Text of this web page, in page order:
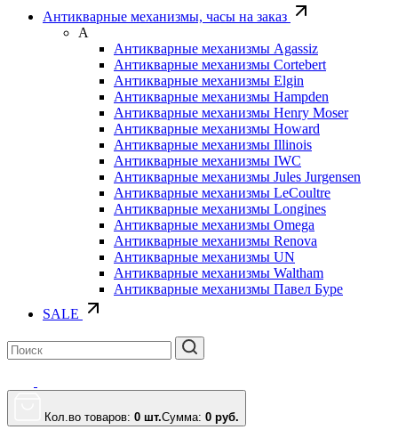
Антикварные механизмы, часы на заказ
А
Антикварные механизмы Agassiz
Антикварные механизмы Cortebert
Антикварные механизмы Elgin
Антикварные механизмы Hampden
Антикварные механизмы Henry Moser
Антикварные механизмы Howard
Антикварные механизмы Illinois
Антикварные механизмы IWC
Антикварные механизмы Jules Jurgensen
Антикварные механизмы LeCoultre
Антикварные механизмы Longines
Антикварные механизмы Omega
Антикварные механизмы Renova
Антикварные механизмы UN
Антикварные механизмы Waltham
Антикварные механизмы Павел Буре
SALE
Кол.во товаров: 0 шт.Сумма: 0 руб.